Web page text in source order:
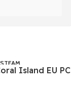
STEAM
Island EU PC